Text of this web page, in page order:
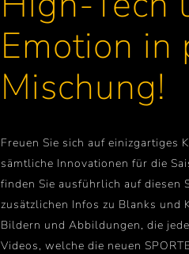
Emotion in
Mischung!
Freuen Sie sich auf einizgartiges
sämtliche Innovationen für die
finden Sie ausführlich auf diesen
zusätzlichen Infos zu Blanks und
Bildern und Abbildungen, die
Videos, welche die neuen